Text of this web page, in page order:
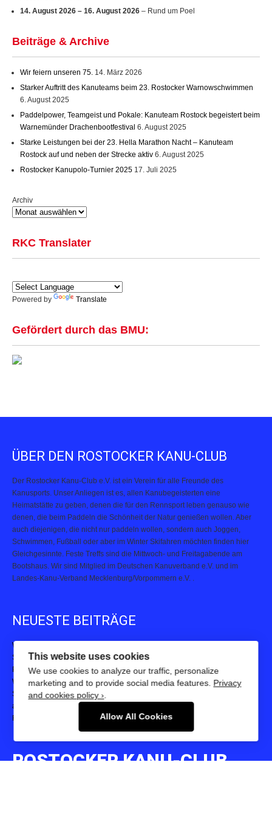
14. August 2026
16. August 2026 – Rund um Poel
Beiträge & Archive
Wir feiern unseren 75. 14. März 2026
Starker Auftritt des Kanuteams beim 23. Rostocker Warnowschwimmen
6. August 2025
Paddelpower, Teamgeist und Pokale: Kanuteam Rostock begeistert beim
Warnemünder Drachenbootfestival 6. August 2025
Starke Leistungen bei der 23. Hella Marathon Nacht – Kanuteam
Rostock auf und neben der Strecke aktiv
6. August 2025
Rostocker Kanupolo-Turnier 2025 17. Juli 2025
Archiv
RKC Translater
Powered by Translate
Gefördert durch das BMU:
ÜBER DEN ROSTOCKER KANU-CLUB
Der Rostocker Kanu-Club e.V. ist ein Verein für alle Freunde des
Kanusports. Unser Anliegen ist es, allen Kanubegeisterten eine
Heimatstätte zu geben, denen die für den Rennsport leben genauso wie
denen, die beim Paddeln die Schönheit der Natur genießen wollen. Aber
auch diejenigen, die nicht nur paddeln wollen, sondern auch Joggen,
Schwimmen, Fußball oder aber im Winter Skifahren möchten finden hier
Gleichgesinnte. Feste Treffs sind die Mittwoch- und Freitagabende am
Bootshaus. Wir sind Mitglied im Deutschen Kanuverband e.V. und im
Landes-Kanu-Verband Mecklenburg/Vorpommern e.V. .
NEUESTE BEITRÄGE
Wir feiern unseren 75.
Starker Auftritt des Kanuteams beim 23. Rostocker Warnowschwimmen
Paddelpower, Teamgeist und Pokale: Kanuteam Rostock begeistert beim
Warnemünder Drachenbootfestival
Starke Leistungen bei der 23. Hella Marathon Nacht – Kanuteam Rostock
auf und neben der Strecke aktiv
Rostocker Kanupolo-Turnier 2025
ROSTOCKER KANU-CLUB
E.V.
This website uses cookies
We use cookies to analyze our traffic, personalize
marketing and to provide social media features. Privacy
and cookies policy ›.
Allow All Cookies